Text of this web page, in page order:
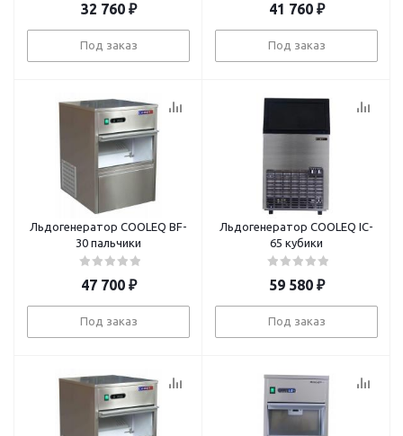
32 760₽
Под заказ
41 760₽
Под заказ
Льдогенератор COOLEQ BF-
30 пальчики
47 700₽
Под заказ
Льдогенератор COOLEQ IC-
65 кубики
59 580₽
Под заказ